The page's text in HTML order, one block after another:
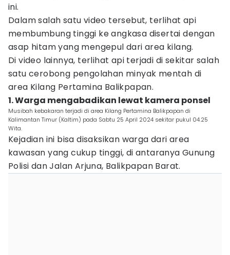
ini.
Dalam salah satu video tersebut, terlihat api
membumbung tinggi ke angkasa disertai dengan
asap hitam yang mengepul dari area kilang.
Di video lainnya, terlihat api terjadi di sekitar salah
satu cerobong pengolahan minyak mentah di
area Kilang Pertamina Balikpapan.
1. Warga mengabadikan lewat kamera ponsel
Musibah kebakaran terjadi di area Kilang Pertamina Balikpapan di
Kalimantan Timur (Kaltim) pada Sabtu 25 April 2024 sekitar pukul 04.25
Wita.
Kejadian ini bisa disaksikan warga dari area
kawasan yang cukup tinggi, di antaranya Gunung
Polisi dan Jalan Arjuna, Balikpapan Barat.